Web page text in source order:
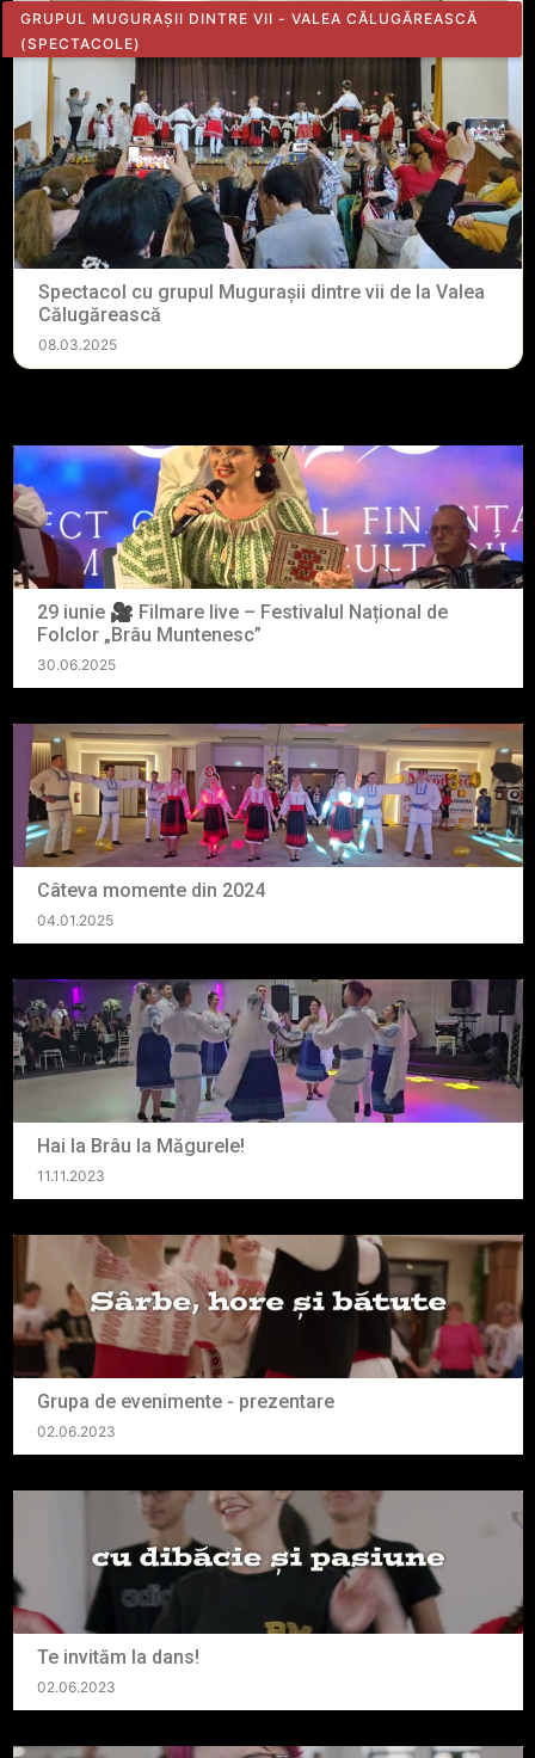
GRUPUL MUGURAȘII DINTRE VII - VALEA CĂLUGĂREASCĂ
(SPECTACOLE)
Spectacol cu grupul Mugurașii dintre vii de la Valea
Călugărească
08.03.2025
29 iunie 🎥 Filmare live – Festivalul Național de
Folclor „Brâu Muntenesc”
30.06.2025
Câteva momente din 2024
04.01.2025
Hai la Brâu la Măgurele!
11.11.2023
Grupa de evenimente - prezentare
02.06.2023
Te invităm la dans!
02.06.2023